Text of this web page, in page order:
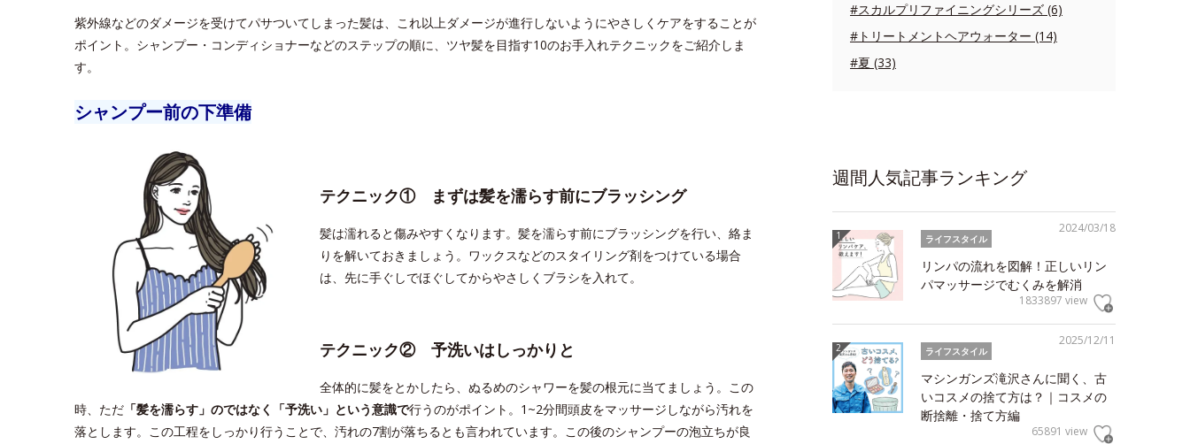
紫外線などのダメージを受けてパサついてしまった髪は、これ以上ダメージが進行しないようにやさしくケアをすることが
ポイント。シャンプー・コンディショナーなどのステップの順に、ツヤ髪を目指す10のお手入れテクニックをご紹介しま
す。
シャンプー前の下準備
テクニック① まずは髪を濡らす前にブラッシング
髪は濡れると傷みやすくなります。髪を濡らす前にブラッシングを行い、絡ま
りを解いておきましょう。ワックスなどのスタイリング剤をつけている場合
は、先に手ぐしでほぐしてからやさしくブラシを入れて。
テクニック② 予洗いはしっかりと
全体的に髪をとかしたら、ぬるめのシャワーを髪の根元に当てましょう。この
時、ただ 「髪を濡らす」のではなく「予洗い」という意識で行うのがポイント。1~2分間頭皮をマッサージしながら汚れを
落とします。この工程をしっかり行うことで、汚れの7割が落ちるとも言われています。この後のシャンプーの泡立ちが良
#スカルプリファイニングシリーズ (6)
#トリートメントヘアウォーター (14)
#夏 (33)
週間人気記事ランキング
2024/03/18
ライフスタイル
リンパの流れを図解！正しいリン
パマッサージでむくみを解消
1833897 view
2025/12/11
ライフスタイル
マシンガンズ滝沢さんに聞く、古
いコスメの捨て方は？｜コスメの
断捨離・捨て方編
65891 view